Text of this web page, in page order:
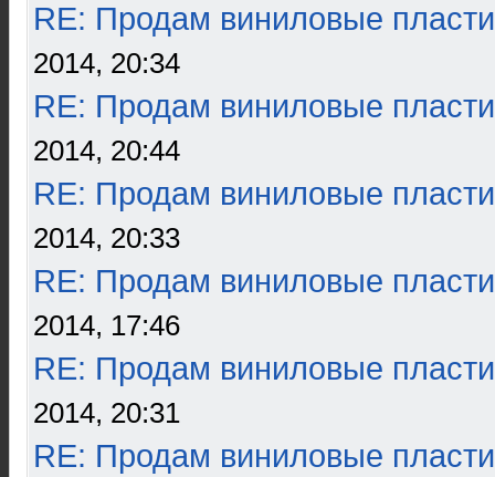
RE: Продам виниловые
2014, 20:34
RE: Продам виниловые
2014, 20:44
RE: Продам виниловые
2014, 20:33
RE: Продам виниловые
2014, 17:46
RE: Продам виниловые
2014, 20:31
RE: Продам виниловые